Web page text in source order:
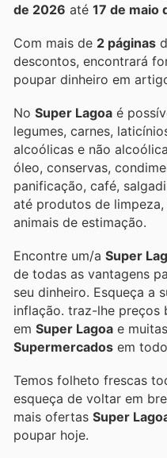
de 2026 até 17 de maio
Com mais de 2 páginas
descontos, encontrará
poupar dinheiro em
No Super Lagoa é
legumes, carnes,
alcoólicas e não
óleo, conservas,
panificação, café,
até produtos de
animais de estimação.
Encontre um/a Super
de todas as vantagens
seu dinheiro. Esqueça a
inflação. traz-lhe preços
em Super Lagoa e
Supermercados em
Temos folheto frescas
esqueça de voltar em
mais ofertas Super
poupar hoje.